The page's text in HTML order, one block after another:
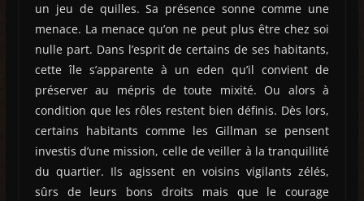
un jeu de quilles. Sa présence sonne comme une
menace. La menace qu’on ne peut plus être chez soi
nulle part. Dans l’esprit de certains de ses habitants,
cette île s’apparente à un eden qu’il convient de
préserver au mépris de toute mixité. Ou alors à
condition que les rôles restent bien définis. Dès lors,
certains habitants comme les Gillman se pensent
investis d’une mission, celle de veiller à la tranquillité
du quartier. Ils agissent en voisins vigilants zélés,
sûrs de leurs bons droits mais que le courage